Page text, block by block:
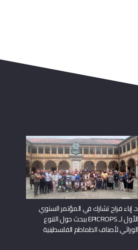
د. إباء فراح تشارك في المؤتمر السنوي
الأول لـ EPICROPS ببحث حول التنوع
الوراثي لأصناف الطماطم الفلسطينية